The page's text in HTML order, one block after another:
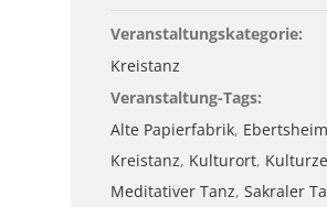
Veranstaltungskategorie:
Kreistanz
Veranstaltung-Tags:
Alte Papierfabrik, Ebertsheim
Kreistanz, Kulturort,
Meditativer Tanz,Sakraler